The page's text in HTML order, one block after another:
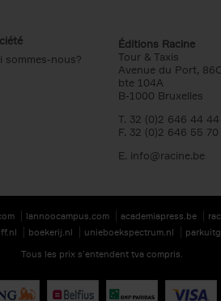
sommes-nous?
Éditions Racine
Tour & Taxis
Avenue du Port, 86C
bte 104A
B-1000 Bruxelles
T. 32 (0)2 646 44 44
F. 32 (0)2 646 55 70
E. info@racine.be
lannoocampus.com academiapress.be
boekerij.nl unieboekspectrum.nl
Tous les prix s’entendent tva compris.